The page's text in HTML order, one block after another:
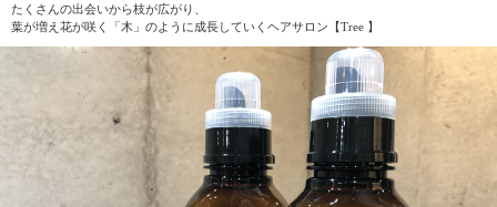
たくさんの出会いから枝が広がり、
葉が増え花が咲く「木」のように成長していくヘアサロン【Tree 】